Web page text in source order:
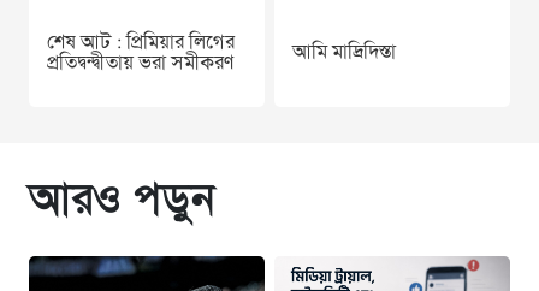
শেষ আট : প্রিমিয়ার লিগের
প্রতিদ্বন্দ্বীতায় ভরা সমীকরণ
আমি মাদ্রিদিস্তা
আরও পড়ুন